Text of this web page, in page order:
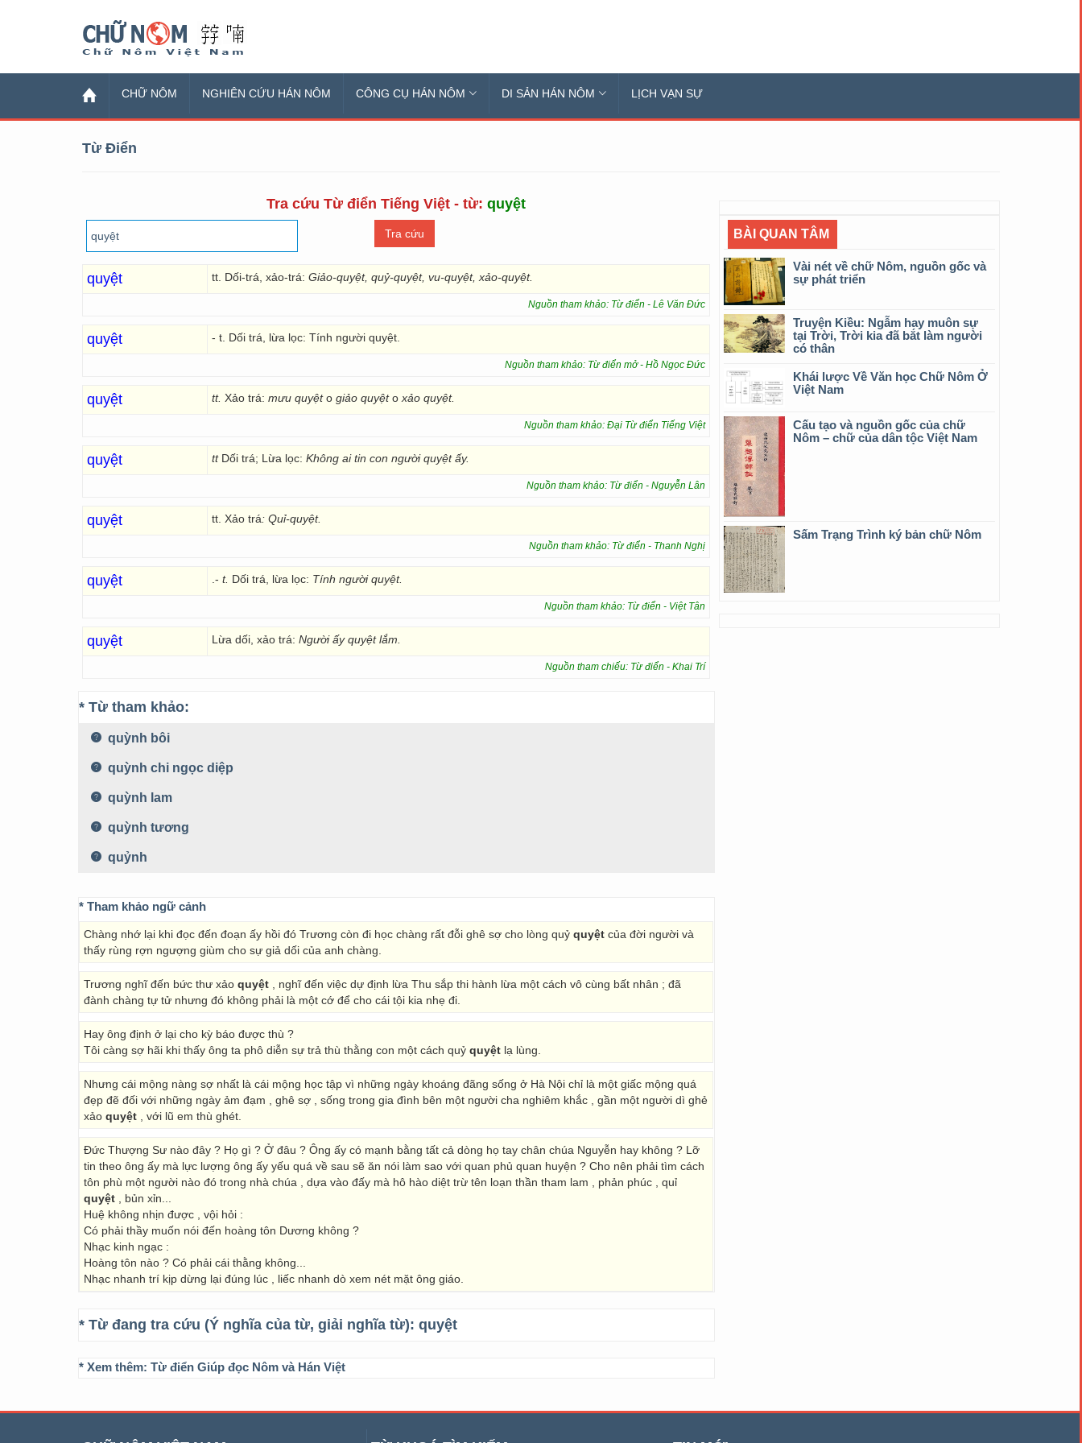
CHỮ NÔM NGHIÊN CỨU HÁN NÔM CÔNG CỤ HÁN NÔM DI SẢN HÁN NÔM LỊCH VẠN SỰ
Từ Điển
Tra cứu Từ điển Tiếng Việt - từ:quyệt
quyệt tt. Dối-trá, xảo-trá: Giảo-quyệt, quỷ-quyệt, vu-quyệt, xảo-quyệt.
Nguồn tham khảo: Từ điển - Lê Văn Đức
quyệt - t. Dối trá, lừa lọc: Tính người quyệt.
Nguồn tham khảo: Từ điển mở - Hồ Ngọc Đức
quyệt tt. Xảo trá: mưu quyệto giảo quyệto xảo quyệt.
Nguồn tham khảo: Đại Từ điển Tiếng Việt
quyệt tt Dối trá; Lừa lọc: Không ai tin con người quyệt ấy.
Nguồn tham khảo: Từ điển - Nguyễn Lân
quyệt tt. Xảo trá: Quỉ-quyệt.
Nguồn tham khảo: Từ điển - Thanh Nghị
quyệt .- t. Dối trá, lừa lọc: Tính người quyệt.
Nguồn tham khảo: Từ điển - Việt Tân
quyệt Lừa dối, xảo trá: Người ấy quyệt lắm.
Nguồn tham chiếu: Từ điển - Khai Trí
* Từ tham khảo:
quỳnh bôi
quỳnh chi ngọc diệp
quỳnh lam
quỳnh tương
quỷnh
* Tham khảo ngữ cảnh
Chàng nhớ lại khi đọc đến đoạn ấy hồi đó Trương còn đi học chàng rất đỗi ghê sợ cho lòng quỷ quyệt của đời người và
thấy rùng rợn ngượng giùm cho sự giả dối của anh chàng.
Trương nghĩ đến bức thư xảo quyệt , nghĩ đến việc dự định lừa Thu sắp thi hành lừa một cách vô cùng bất nhân ; đã
đành chàng tự tử nhưng đó không phải là một cớ để cho cái tội kia nhẹ đi.
Hay ông định ở lại cho kỳ báo được thù ?
Tôi càng sợ hãi khi thấy ông ta phô diễn sự trả thù thằng con một cách quỷ quyệt lạ lùng.
Nhưng cái mộng nàng sợ nhất là cái mộng học tập vì những ngày khoáng đãng sống ở Hà Nội chỉ là một giấc mộng quá
đẹp đẽ đối với những ngày ảm đạm , ghê sợ , sống trong gia đình bên một người cha nghiêm khắc , gần một người dì ghẻ
xảo quyệt , với lũ em thù ghét.
Đức Thượng Sư nào đây ? Họ gì ? Ở đâu ? Ông ấy có mạnh bằng tất cả dòng họ tay chân chúa Nguyễn hay không ? Lỡ
tin theo ông ấy mà lực lượng ông ấy yếu quá về sau sẽ ăn nói làm sao với quan phủ quan huyện ? Cho nên phải tìm cách
tôn phù một người nào đó trong nhà chúa , dựa vào đấy mà hô hào diệt trừ tên loạn thần tham lam , phản phúc , quỉ
quyệt , bủn xỉn...
Huệ không nhịn được , vội hỏi :
Có phải thầy muốn nói đến hoàng tôn Dương không ?
Nhạc kinh ngạc :
Hoàng tôn nào ? Có phải cái thằng không...
Nhạc nhanh trí kịp dừng lại đúng lúc , liếc nhanh dò xem nét mặt ông giáo.
* Từ đang tra cứu (Ý nghĩa của từ, giải nghĩa từ): quyệt
* Xem thêm: Từ điển Giúp đọc Nôm và Hán Việt
BÀI QUAN TÂM
Vài nét về chữ Nôm, nguồn gốc và
sự phát triển
Truyện Kiều: Ngẫm hay muôn sự
tại Trời, Trời kia đã bắt làm người
có thân
Khái lược Về Văn học Chữ Nôm Ở
Việt Nam
Cấu tạo và nguồn gốc của chữ
Nôm – chữ của dân tộc Việt Nam
Sấm Trạng Trình ký bản chữ Nôm